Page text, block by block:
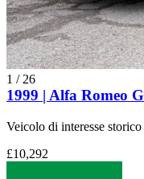
1 / 26
1999 | Alfa Romeo
Veicolo di interesse
£10,292